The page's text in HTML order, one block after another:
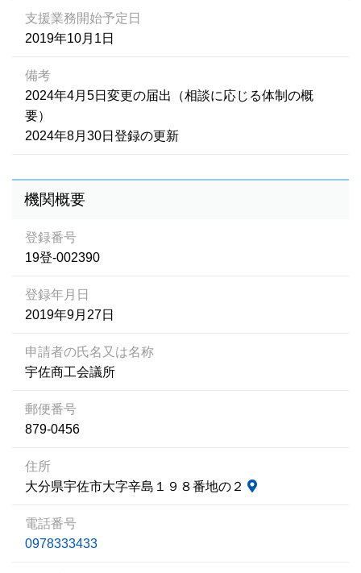
支援業務開始予定日
2019年10月1日
備考
2024年4月5日変更の届出（相談に応じる体制の概
要）
2024年8月30日登録の更新
機関概要
登録番号
19登-002390
登録年月日
2019年9月27日
申請者の氏名又は名称
宇佐商工会議所
郵便番号
879-0456
住所
大分県宇佐市大字辛島１９８番地の２
電話番号
0978333433